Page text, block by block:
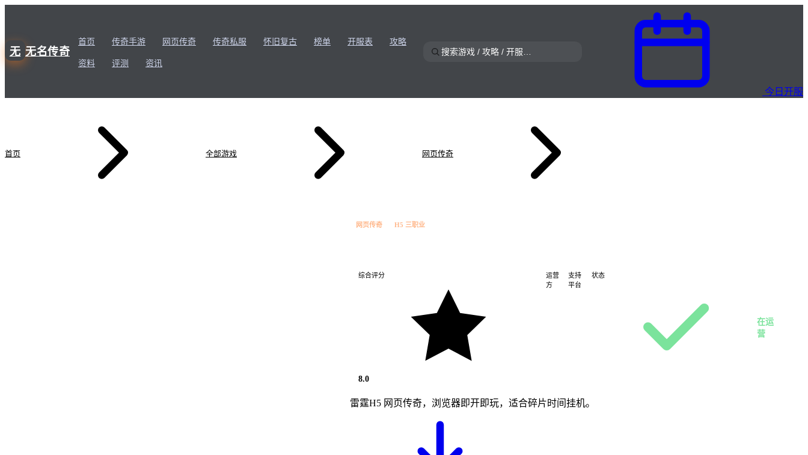
无 无名传奇
首页 传奇手游 网页传奇 传奇私服 怀旧复古 榜单 开服表 攻略
资料 评测 资讯
今日开服
首页 全部游戏 网页传奇
网页传奇 H5 三职业
综合评分
8.0
运营
方
支持
平台
状态
在运
营
雷霆H5 网页传奇，浏览器即开即玩，适合碎片时间挂机。